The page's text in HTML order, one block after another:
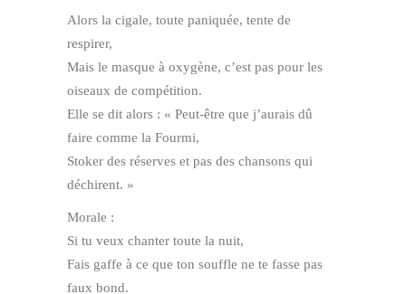
Alors la cigale, toute paniquée, tente de
respirer,
Mais le masque à oxygène, c’est pas pour les
oiseaux de compétition.
Elle se dit alors : « Peut-être que j’aurais dû
faire comme la Fourmi,
Stoker des réserves et pas des chansons qui
déchirent. »
Morale :
Si tu veux chanter toute la nuit,
Fais gaffe à ce que ton souffle ne te fasse pas
faux bond.